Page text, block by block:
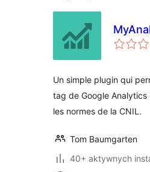
Un simple plugin qui
tag de Google
les normes de la CNIL.
Tom Baumgarten
40+ aktywnych